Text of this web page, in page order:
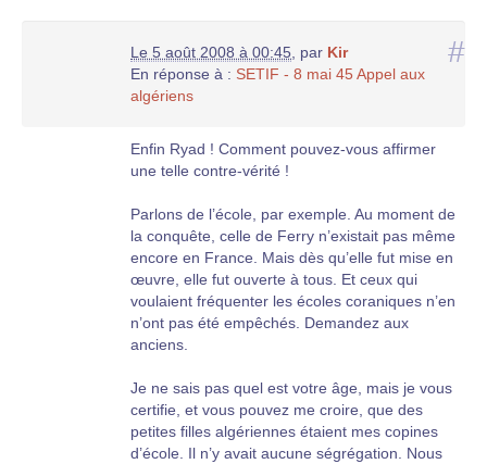
#
Le 5 août 2008 à 00:45 par Kir
En réponse à : SETIF - 8 mai 45 Appel aux
algériens
Enfin Ryad ! Comment pouvez-vous affirmer
une telle contre-vérité !
Parlons de l’école, par exemple. Au moment de
la conquête, celle de Ferry n’existait pas même
encore en France. Mais dès qu’elle fut mise en
œuvre, elle fut ouverte à tous. Et ceux qui
voulaient fréquenter les écoles coraniques n’en
n’ont pas été empêchés. Demandez aux
anciens.
Je ne sais pas quel est votre âge, mais je vous
certifie, et vous pouvez me croire, que des
petites filles algériennes étaient mes copines
d’école. Il n’y avait aucune ségrégation. Nous